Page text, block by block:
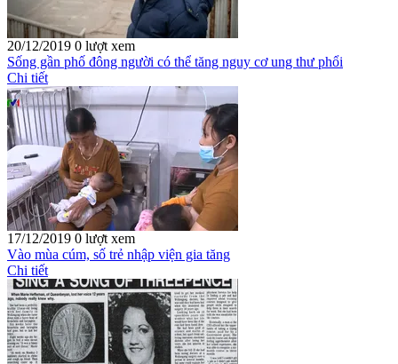
20/12/2019 0 lượt xem
Sống gần phố đông người có thể tăng nguy cơ ung thư phổi
Chi tiết
17/12/2019 0 lượt xem
Vào mùa cúm, số trẻ nhập viện gia tăng
Chi tiết